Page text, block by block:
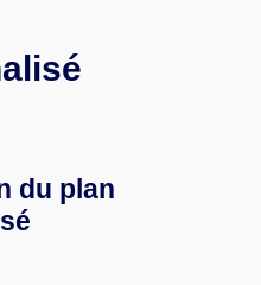
du plan